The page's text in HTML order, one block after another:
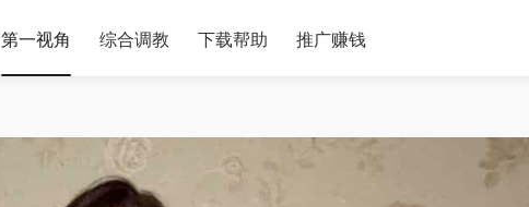
第一视角 综合调教 下载帮助 推广赚钱